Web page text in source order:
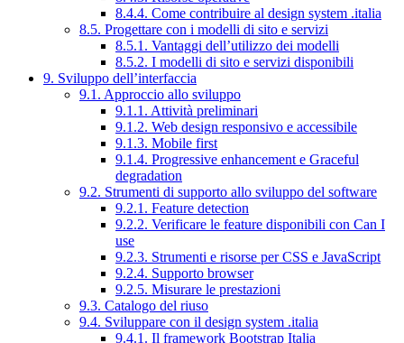
8.4.4. Come contribuire al design system .italia
8.5. Progettare con i modelli di sito e servizi
8.5.1. Vantaggi dell’utilizzo dei modelli
8.5.2. I modelli di sito e servizi disponibili
9. Sviluppo dell’interfaccia
9.1. Approccio allo sviluppo
9.1.1. Attività preliminari
9.1.2. Web design responsivo e accessibile
9.1.3. Mobile first
9.1.4. Progressive enhancement e Graceful
degradation
9.2. Strumenti di supporto allo sviluppo del software
9.2.1. Feature detection
9.2.2. Verificare le feature disponibili con Can I
use
9.2.3. Strumenti e risorse per CSS e JavaScript
9.2.4. Supporto browser
9.2.5. Misurare le prestazioni
9.3. Catalogo del riuso
9.4. Sviluppare con il design system .italia
9.4.1. Il framework Bootstrap Italia